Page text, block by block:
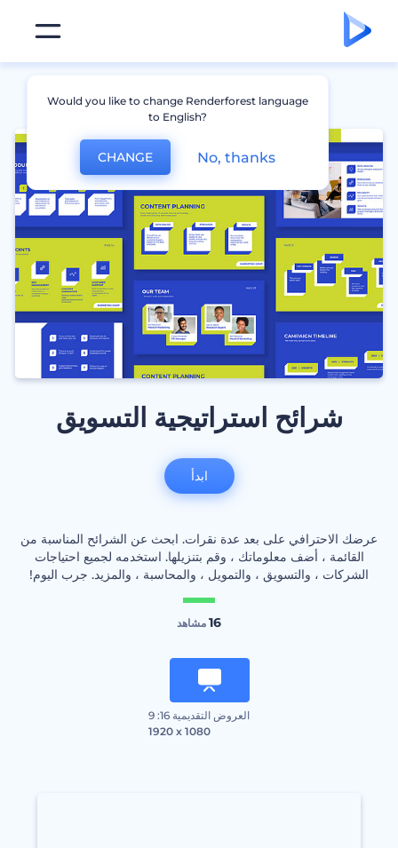
شرائح استراتيجية التسويق
عرضك الاحترافي على بعد عدة نقرات. ابحث عن الشرائح المناسبة من
القائمة ، أضف معلوماتك ، وقم بتنزيلها. استخدمه لجميع احتياجات
الشركات ، والتسويق ، والتمويل ، والمحاسبة ، والمزيد. جرب اليوم!
16 مشاهد
العروض التقديمية 16: 9
1920 x 1080
ابدأ
Would you like to change Renderforest language
to English?
CHANGE No, thanks